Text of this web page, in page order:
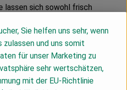
lassen sich sowohl frisch
sind auch für ihre
Eigenschaften
Sie helfen uns sehr, wenn
zulassen und uns somit
für unser Marketing zu
sehr wertschätzen,
mit der EU-Richtlinie